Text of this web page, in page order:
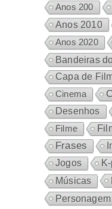
Anos 200
Anos 2010
Anos 2020
Bandeiras
Capa de
Cinema
Desenhos
Filme
Frases
Jogos
Músicas
Personagem